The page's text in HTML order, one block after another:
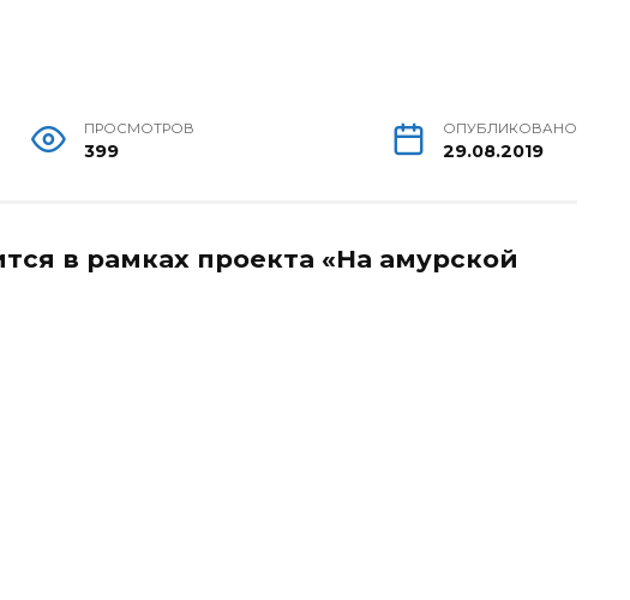
ПРОСМОТРОВ
399
ОПУБЛИКОВАНО
29.08.2019
в рамках проекта «На амурской